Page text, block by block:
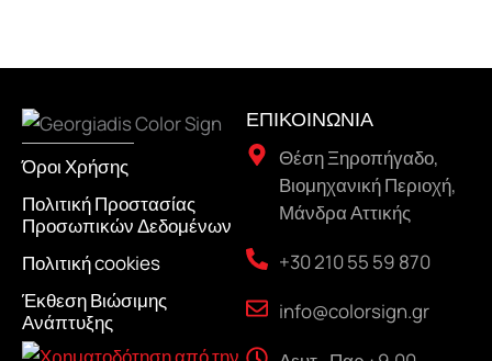
Όροι Χρήσης
Πολιτική Προστασίας
Προσωπικών Δεδομένων
Πολιτική cookies
Έκθεση Βιώσιμης
Ανάπτυξης
ΕΠΙΚΟΙΝΩΝΙΑ
Θέση Ξηροπήγαδο,
Βιομηχανική Περιοχή,
Μάνδρα Αττικής
+30 210 55 59 870
info@colorsign.gr